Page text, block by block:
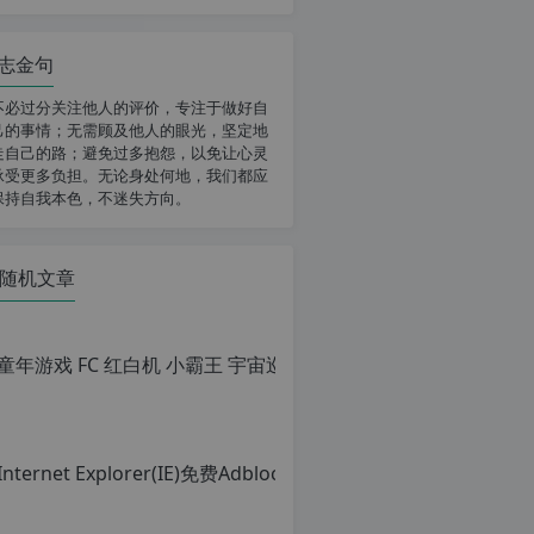
金句
必过分关注他人的评价，专注于做好自
的事情；无需顾及他人的眼光，坚定地
自己的路；避免过多抱怨，以免让心灵
受更多负担。无论身处何地，我们都应
持自我本色，不迷失方向。
随机文章